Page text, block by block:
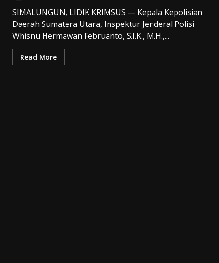
SIMALUNGUN, LIDIK KRIMSUS — Kepala Kepolisian
Daerah Sumatera Utara, Inspektur Jenderal Polisi
Whisnu Hermawan Februanto, S.I.K., M.H.,...
Read More